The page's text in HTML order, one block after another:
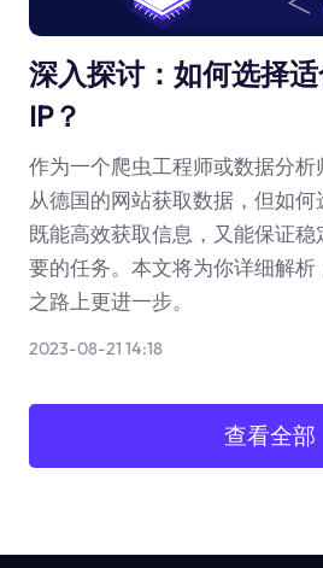
深入探讨：如何选择
IP？
作为一个爬虫工程师或数据分
从德国的网站获取数据，但如何
既能高效获取信息，又能保证
要的任务。本文将为你详细解析
之路上更进一步。
2023-08-21 14:18
查看全部